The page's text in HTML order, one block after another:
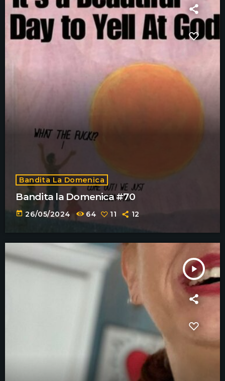
Bandita La Domenica
Bandita la Domenica #70
today 26/05/2024 64 11 12
play_arrow